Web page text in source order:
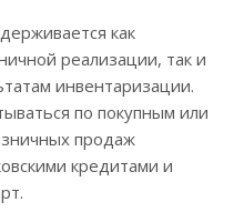
как
реализации, так и
инвентаризации.
по покупным или
продаж
кредитами и